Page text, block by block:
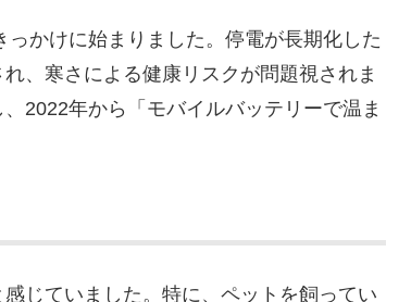
かけに始まりました。停電が長期化した
、寒さによる健康リスクが問題視されま
2022年から「モバイルバッテリーで温ま
じていました。特に、ペットを飼ってい